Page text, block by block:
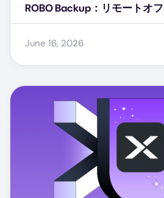
ROBO Backup：リモートオ
June 16, 2026